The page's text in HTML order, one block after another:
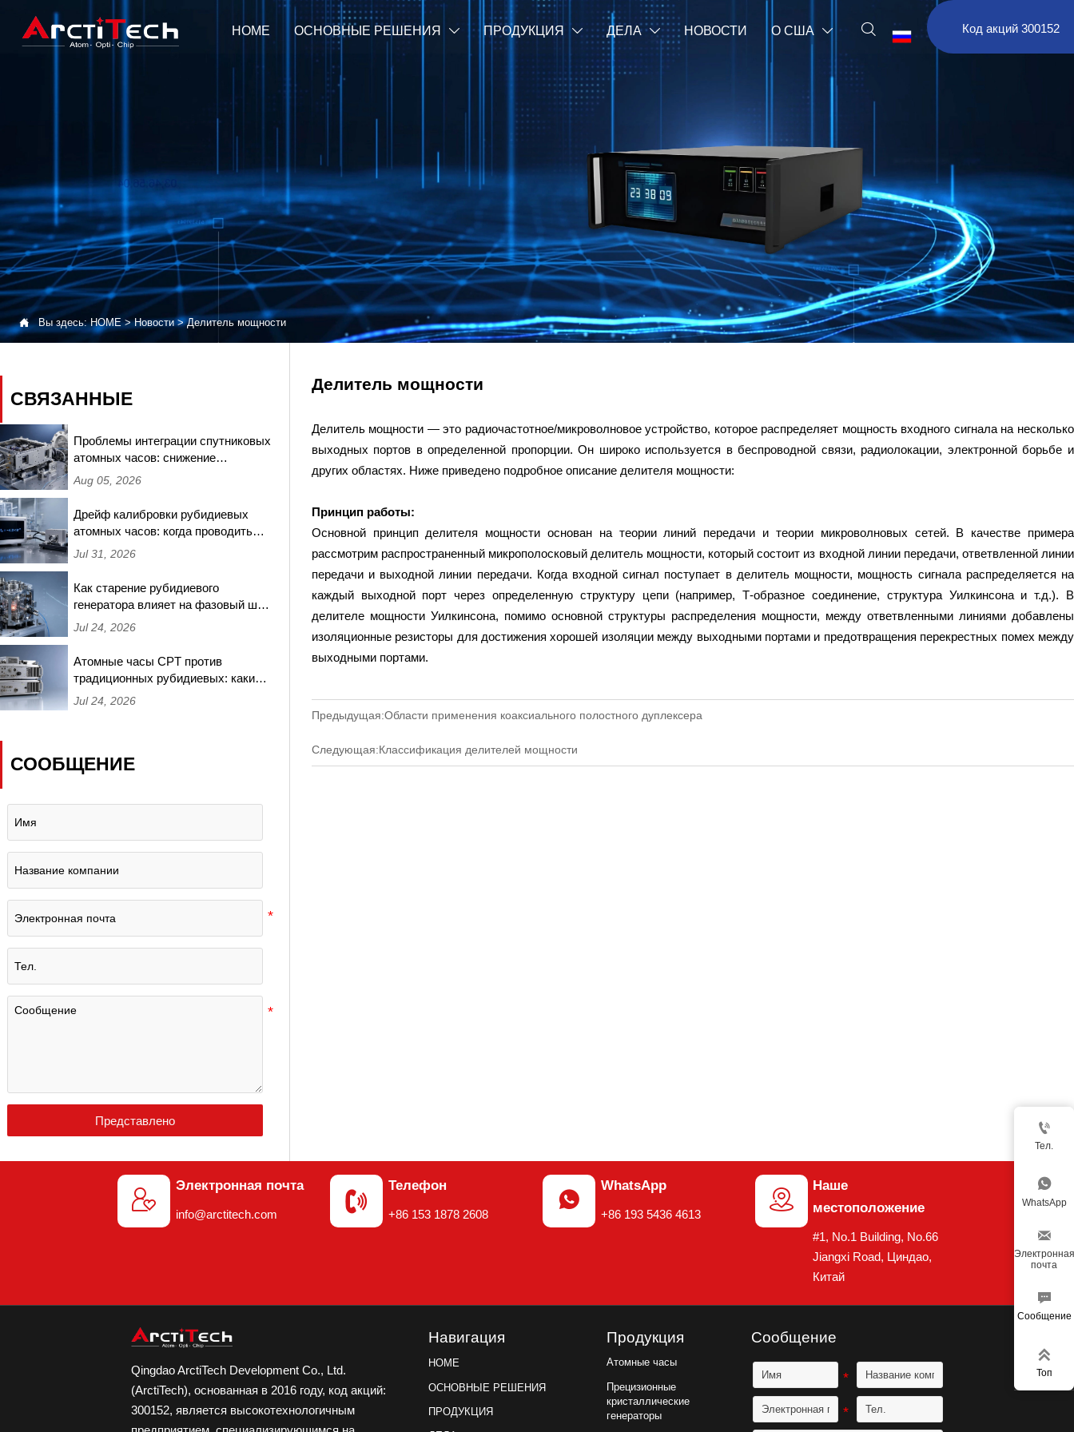
HOME ОСНОВНЫЕ РЕШЕНИЯ  ПРОДУКЦИЯ  ДЕЛА  НОВОСТИ О США   
Код акций 300152
 Вы здесь:HOME>Новости>Делитель мощности
СВЯЗАННЫЕ
Проблемы интеграции спутниковых
атомных часов: снижение
частотных сдвигов, вызванных
радиацией, в миссиях на низкой
околоземной орбите
Aug 05, 2026
Дрейф калибровки рубидиевых
атомных часов: когда проводить
повторное тестирование и какие
сертификации
Jul 31, 2026
Как старение рубидиевого
генератора влияет на фазовый шум
при синхронизации базовых
месяцев
Jul 24, 2026
Атомные часы CPT против
традиционных рубидиевых: какие
обеспечивают лучшую
Jul 24, 2026
СООБЩЕНИЕ
Представлено
Делитель мощности
Делитель мощности — это радиочастотное/микроволновое устройство, которое распределяет мощность входного сигнала на несколько
выходных портов в определенной пропорции. Он широко используется в беспроводной связи, радиолокации, электронной борьбе и
других областях. Ниже приведено подробное описание делителя мощности:
Принцип работы:
Основной принцип делителя мощности основан на теории линий передачи и теории микроволновых сетей. В качестве примера
рассмотрим распространенный микрополосковый делитель мощности, который состоит из входной линии передачи, ответвленной линии
передачи и выходной линии передачи. Когда входной сигнал поступает в делитель мощности, мощность сигнала распределяется на
каждый выходной порт через определенную структуру цепи (например, Т-образное соединение, структура Уилкинсона и т.д.). В
делителе мощности Уилкинсона, помимо основной структуры распределения мощности, между ответвленными линиями добавлены
изоляционные резисторы для достижения хорошей изоляции между выходными портами и предотвращения перекрестных помех между
выходными портами.
Предыдущая:Области применения коаксиального полостного дуплексера
Следующая:Классификация делителей мощности

Электронная почта
info@arctitech.com

Телефон
+86 153 1878 2608

WhatsApp
+86 193 5436 4613

Наше
местоположение
#1, No.1 Building, No.66
Jiangxi Road, Циндао,
Китай
Qingdao ArctiTech Development Co., Ltd.
(ArctiTech), основанная в 2016 году, код акций:
300152, является высокотехнологичным
Навигация
HOME
ОСНОВНЫЕ РЕШЕНИЯ
ПРОДУКЦИЯ
Продукция
Атомные часы
Прецизионные
кристаллические
генераторы
Сообщение

Тел.

WhatsApp

Электронная
почта

Сообщение

Топ